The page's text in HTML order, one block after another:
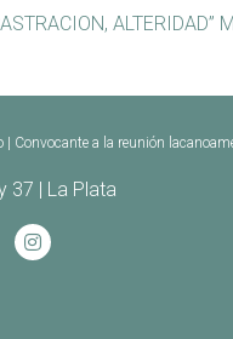
ALTERIDAD”
Convocante a la reunión
37 | La Plata